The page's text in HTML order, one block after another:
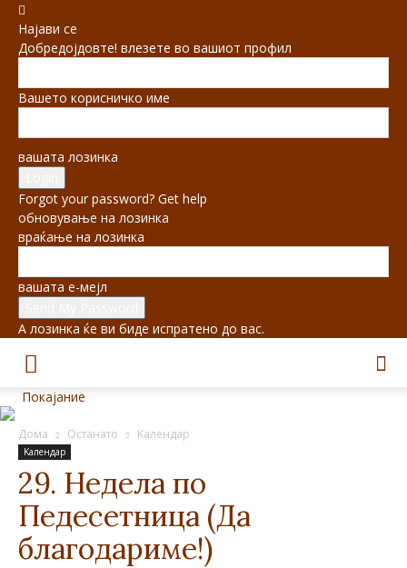
Најави се
Добредојдовте! влезете во вашиот профил
Вашето корисничко име
вашата лозинка
Forgot your password? Get help
обновување на лозинка
враќање на лозинка
вашата е-мејл
А лозинка ќе ви биде испратено до вас.
Покајание
Дома Останато Kалендар
Kалендар
29. Недела по
Педесетница (Да
благодариме!)